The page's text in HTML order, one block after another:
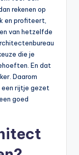
rekenen op
en profiteert,
van hetzelfde
die je
En dat
Daarom
een rijtje gezet
goed